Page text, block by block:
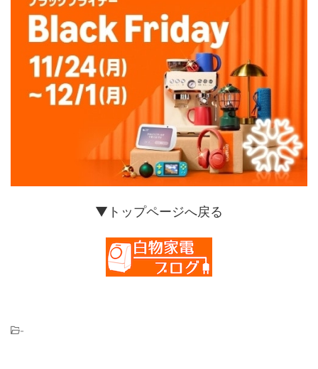
▼トップページへ戻る
-